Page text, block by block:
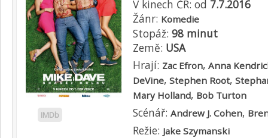
IMDb
V kinech ČR: od 7.7.2016
Žánr: Komedie
Stopáž: 98 minut
Země: USA
Hrají: Zac Efron, Anna
DeVine, Stephen Root,
Mary Holland, Bob Turton
Scénář: Andrew J. Cohen,
Režie: Jake Szymanski